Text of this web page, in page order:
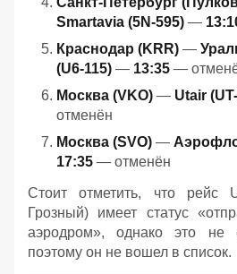
Smartavia (5N-595) —
Краснодар (KRR) —
(U6-115) — 13:35 —
Москва (VKO) — Utair
отменён
Москва (SVO) —
17:35 — отменён
Стоит отметить, что рейс
Грозный) имеет статус
аэродром», однако это не
поэтому он не вошел в список.